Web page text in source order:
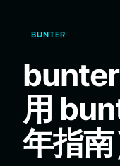
繁體中文
Bahasa Indonesia
ภาษาไทย
Español
Português (Brasil)
BUNTER
用
年指南